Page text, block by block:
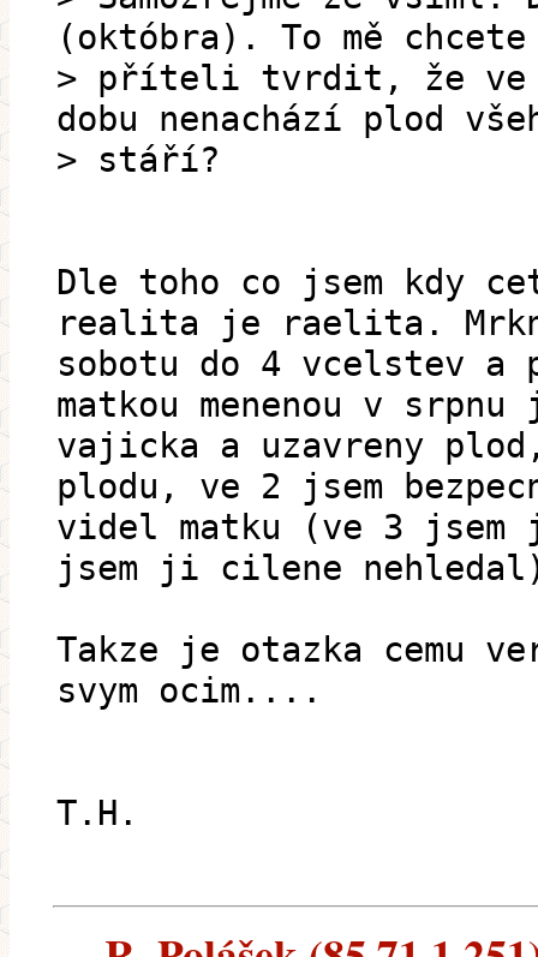
(októbra). To mě chcete
> příteli tvrdit, že ve
dobu nenachází plod
> stáří?
Dle toho co jsem kdy
realita je raelita.
sobotu do 4 vcelstev a
matkou menenou v srpnu
vajicka a uzavreny
plodu, ve 2 jsem
videl matku (ve 3
jsem ji cilene
Takze je otazka cemu
svym ocim....
T.H.